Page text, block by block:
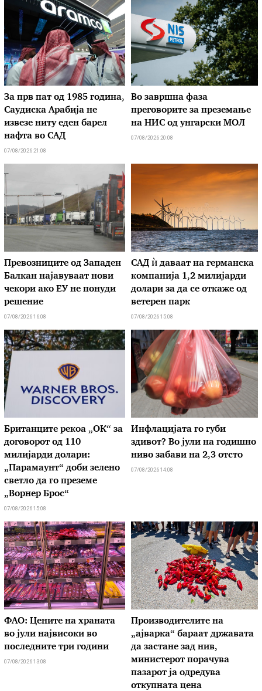
За прв пат од 1985 година,
Саудиска Арабија не
извезе ниту еден барел
нафта во САД
07/08/2026 21:08
Во завршна фаза
преговорите за преземање
на НИС од унгарски МОЛ
07/08/2026 20:08
Превозниците од Западен
Балкан најавуваат нови
чекори ако ЕУ не понуди
решение
07/08/2026 16:08
САД ѝ даваат на германска
компанија 1,2 милијарди
долари за да се откаже од
ветерен парк
07/08/2026 15:08
Британците рекоа „ОК“ за
договорот од 110
милијарди долари:
„Парамаунт“ доби зелено
светло да го преземе
„Ворнер Брос“
07/08/2026 15:08
Инфлацијата го губи
здивот? Во јули на годишно
ниво забави на 2,3 отсто
07/08/2026 14:08
ФАО: Цените на храната
во јули највисоки во
последните три години
07/08/2026 13:08
Производителите на
„ајварка“ бараат државата
да застане зад нив,
министерот порачува
пазарот ја одредува
откупната цена